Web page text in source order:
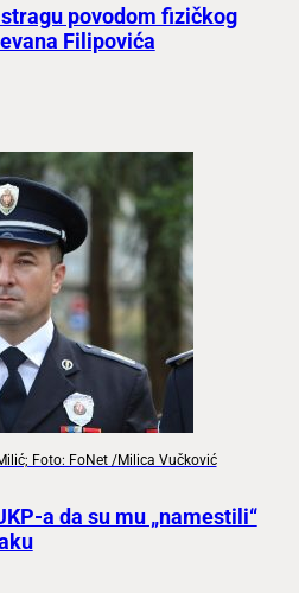
povodom fizičkog
Filipovića
Foto: FoNet /Milica Vučković
a da su mu „namestili“